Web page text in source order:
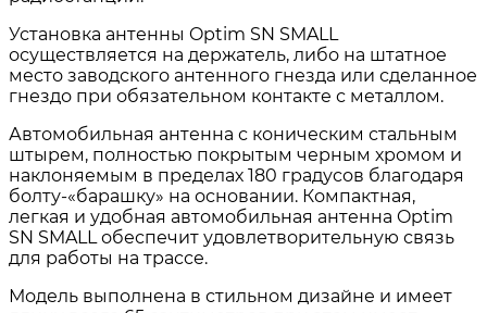
Установка антенны Optim SN SMALL
осуществляется на держатель, либо на штатное
место заводского антенного гнезда или сделанное
гнездо при обязательном контакте с металлом.
Автомобильная антенна с коническим стальным
штырем, полностью покрытым черным хромом и
наклоняемым в пределах 180 градусов благодаря
болту-«барашку» на основании. Компактная,
легкая и удобная автомобильная антенна Optim
SN SMALL обеспечит удовлетворительную связь
для работы на трассе.
Модель выполнена в стильном дизайне и имеет